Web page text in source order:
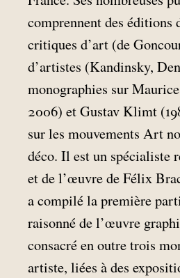
comprennent des éditions
critiques d’art (de
d’artistes (Kandinsky,
monographies sur
2006) et Gustav Klimt
sur les mouvements Art
déco. Il est un spécialiste
et de l’œuvre de Félix
a compilé la première
raisonné de l’œuvre
consacré en outre trois
artiste, liées à des